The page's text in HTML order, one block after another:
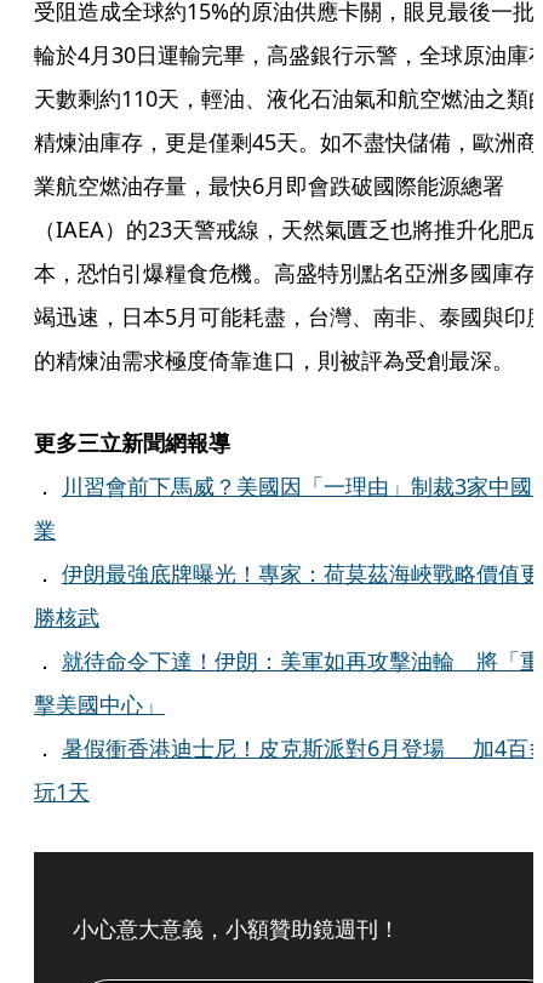
受阻造成全球約15%的原油供應卡關，眼見最後一批
輪於4月30日運輸完畢，高盛銀行示警，全球原油庫
天數剩約110天，輕油、液化石油氣和航空燃油之類
精煉油庫存，更是僅剩45天。如不盡快儲備，歐洲商
業航空燃油存量，最快6月即會跌破國際能源總署
（IAEA）的23天警戒線，天然氣匱乏也將推升化肥成
本，恐怕引爆糧食危機。高盛特別點名亞洲多國庫存
竭迅速，日本5月可能耗盡，台灣、南非、泰國與印
的精煉油需求極度倚靠進口，則被評為受創最深。
更多三立新聞網報導
．
川習會前下馬威？美國因「一理由」制裁3家中國
業
． 伊朗最強底牌曝光！專家：荷莫茲海峽戰略價值更
勝核武
． 就待命令下達！伊朗：美軍如再攻擊油輪 將「重
擊美國中心」
． 暑假衝香港迪士尼！皮克斯派對6月登場 加4百
玩1天
小心意大意義，小額贊助鏡週刊！